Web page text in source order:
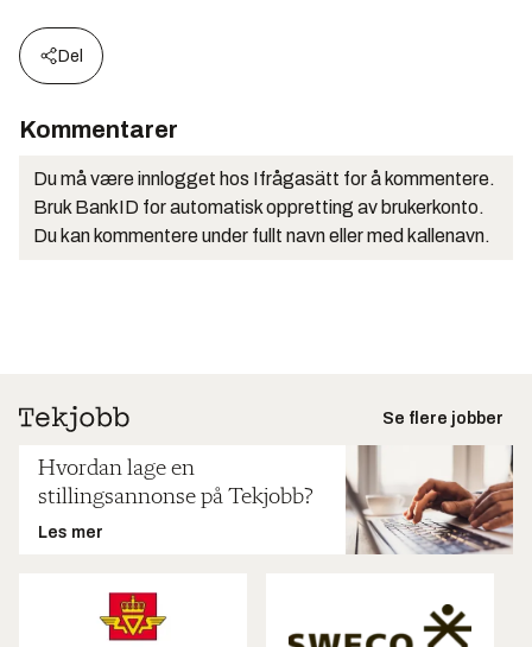
Del
Kommentarer
Du må være innlogget hos Ifrågasätt for å kommentere.
Bruk BankID for automatisk oppretting av brukerkonto.
Du kan kommentere under fullt navn eller med kallenavn.
Se flere jobber
Hvordan lage en
stillingsannonse på Tekjobb?
Les mer